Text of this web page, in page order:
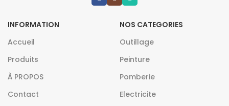
INFORMATION
Accueil
Produits
À PROPOS
Contact
NOS CATEGORIES
Outillage
Peinture
Pomberie
Electricite